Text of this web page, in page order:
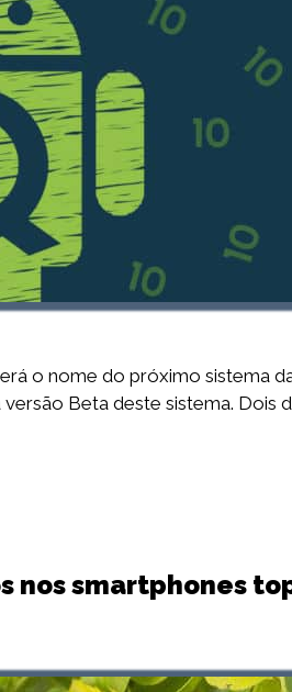
o nome do próximo sistema
Beta deste sistema. Dois
nos smartphones